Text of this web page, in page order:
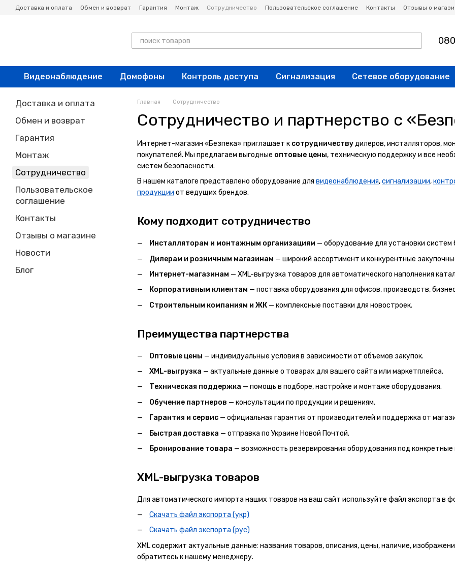
Перейти к основному контенту
Доставка и оплата Обмен и возврат Гарантия Монтаж Сотрудничество Пользовательское соглашение Контакты
Отзывы о
Видеонаблюдение Домофоны Контроль доступа Сигнализация Сетевое оборудование
Главная Сотрудничество
Сотрудничество и партнерство с
Интернет-магазин «Безпека» приглашает к сотрудничествудилеров, инсталляторов,
покупателей. Мы предлагаем выгодные оптовые цены, техническую поддержку и все
систем безопасности.
В нашем каталоге представлено оборудование для видеонаблюдения,сигнализации,
продукции от ведущих брендов.
Кому подходит сотрудничество
Инсталляторам и монтажным организациям — оборудование для установки систем
Дилерам и розничным магазинам — широкий ассортимент и конкурентные
Интернет-магазинам — XML-выгрузка товаров для автоматического наполнения
Корпоративным клиентам — поставка оборудования для офисов, производств,
Строительным компаниям и ЖК — комплексные поставки для новостроек.
Преимущества партнерства
Оптовые цены — индивидуальные условия в зависимости от объемов закупок.
XML-выгрузка — актуальные данные о товарах для вашего сайта или маркетплейса.
Техническая поддержка — помощь в подборе, настройке и монтаже оборудования.
Обучение партнеров — консультации по продукции и решениям.
Гарантия и сервис — официальная гарантия от производителей и поддержка от
Быстрая доставка — отправка по Украине Новой Почтой.
Бронирование товара — возможность резервирования оборудования под конкретные
XML-выгрузка товаров
Для автоматического импорта наших товаров на ваш сайт используйте файл экспорта в
Скачать файл экспорта (укр)
Скачать файл экспорта (рус)
XML содержит актуальные данные: названия товаров, описания, цены, наличие,
обратитесь к нашему менеджеру.
Доставка и оплата
Обмен и возврат
Гарантия
Монтаж
Сотрудничество
Пользовательское
соглашение
Контакты
Отзывы о магазине
Новости
Блог